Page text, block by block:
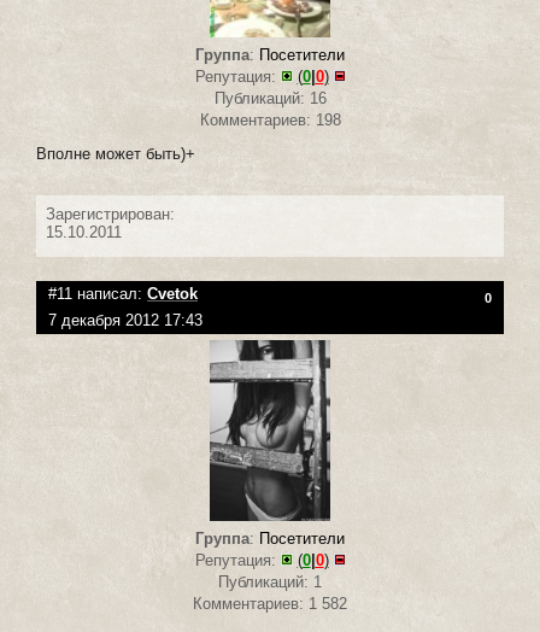
Группа: Посетители
Репутация:
(0|0)
Публикаций: 16
Комментариев: 198
Вполне может быть)+
Зарегистрирован:
15.10.2011
#11 написал: Cvetok 0
7 декабря 2012 17:43
Группа: Посетители
Репутация:
(0| 0)
Публикаций: 1
Комментариев: 1 582